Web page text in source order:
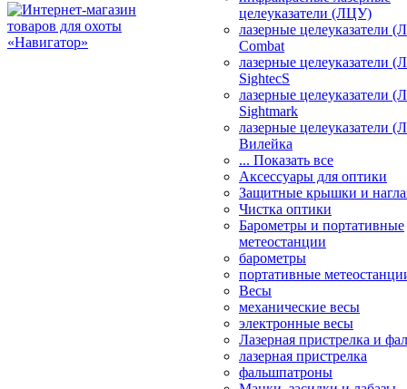
целеуказатели (ЛЦУ)
лазерные целеуказатели
Combat
лазерные целеуказатели
SightecS
лазерные целеуказатели
Sightmark
лазерные целеуказатели
Вилейка
... Показать все
Аксессуары для оптики
Защитные крышки и
Чистка оптики
Барометры и портативные
метеостанции
барометры
портативные
Весы
механические весы
электронные весы
Лазерная пристрелка и
лазерная пристрелка
фальшпатроны